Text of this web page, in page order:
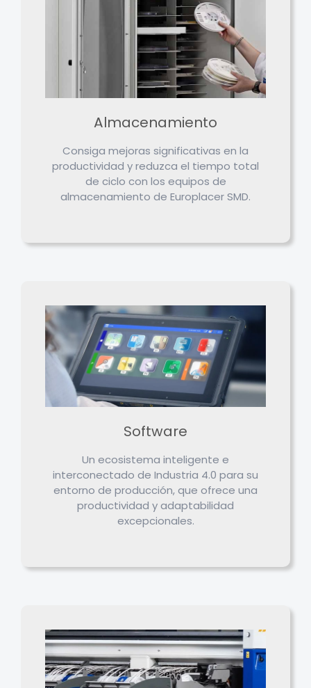
Almacenamiento
Consiga mejoras significativas en la
productividad y reduzca el tiempo total
de ciclo con los equipos de
almacenamiento de Europlacer SMD.
Software
Un ecosistema inteligente e
interconectado de Industria 4.0 para su
entorno de producción, que ofrece una
productividad y adaptabilidad
excepcionales.